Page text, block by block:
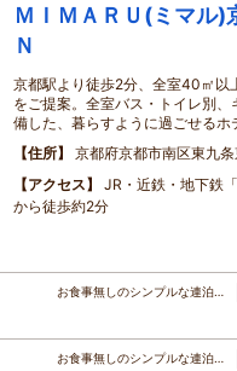
ＭＩＭＡＲＵ(ミマル)
Ｎ
京都駅より徒歩2分、全室40㎡以
をご提案。全室バス・トイレ別
備した、暮らすように過ごせるホ
住所
京都府京都市南区東九
アクセス
JR・近鉄・地下鉄
から徒歩約2分
お食事無しのシンプルな連泊…
お食事無しのシンプルな連泊…